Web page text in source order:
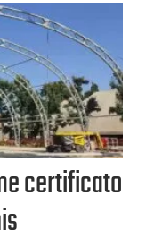
certificato